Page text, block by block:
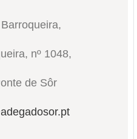
nº 1048,
de Sôr